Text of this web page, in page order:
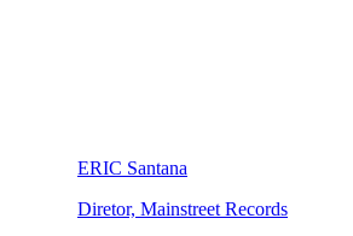
ERIC Santana
Diretor, Mainstreet Records